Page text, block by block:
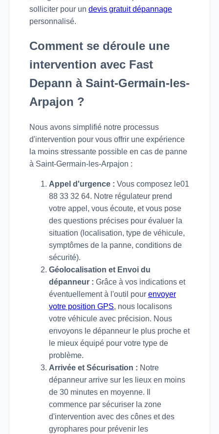
solliciter pour un devis gratuit dépannage
personnalisé.
Comment se déroule une
intervention avec Fast
Depann à Saint-Germain-les-
Arpajon ?
Nous avons simplifié notre processus
d'intervention pour vous offrir une expérience
la moins stressante possible en cas de panne
à Saint-Germain-les-Arpajon :
Appel d'urgence : Vous composez le01
88 33 32 64. Notre régulateur prend
votre appel, vous écoute, et vous pose
des questions précises pour évaluer la
situation (localisation, type de véhicule,
symptômes de la panne, conditions de
sécurité).
Géolocalisation et Envoi du
dépanneur : Grâce à vos indications et
éventuellement à l'outil pour envoyer
votre position GPS, nous localisons
votre véhicule avec précision. Nous
envoyons le dépanneur le plus proche et
le mieux équipé pour votre type de
problème.
Arrivée et Sécurisation : Notre
dépanneur arrive sur les lieux en moins
de 30 minutes en moyenne. Il
commence par sécuriser la zone
d'intervention avec des cônes et des
gyrophares pour prévenir les